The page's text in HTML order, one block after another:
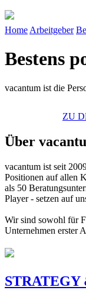
Home Arbeitgeber
Bestens
vacantum ist die
ZU
Über
vacantum ist seit
Positionen auf allen
als 50
Player - setzen auf
Wir sind sowohl für
Unternehmen erster